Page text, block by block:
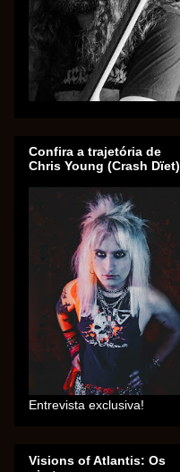
Confira a trajetória de
Chris Young (Crash Dïet)
Entrevista exclusiva!
Visions of Atlantis: Os